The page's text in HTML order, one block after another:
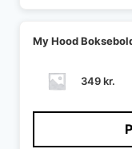
My Hood
349kr.